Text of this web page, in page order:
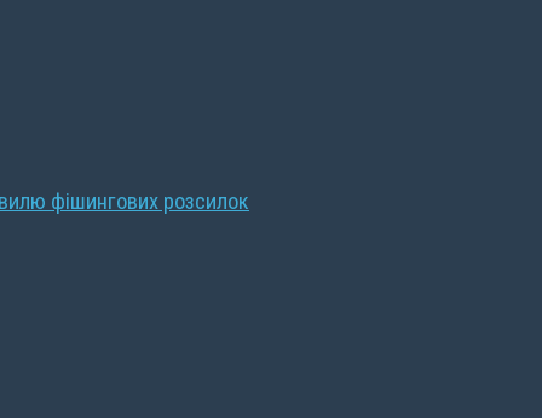
фішингових розсилок